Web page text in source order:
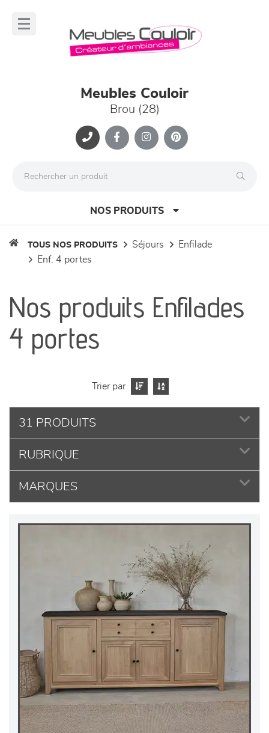
Meubles Couloir
Brou (28)
NOS PRODUITS
séjours
meubles de complément
literie
décoration
TOUS NOS PRODUITS séjours
enfilade
enf. 4 portes
Nos produits Enfilades
4 portes
Trier par
31 PRODUITS
RUBRIQUE
MARQUES